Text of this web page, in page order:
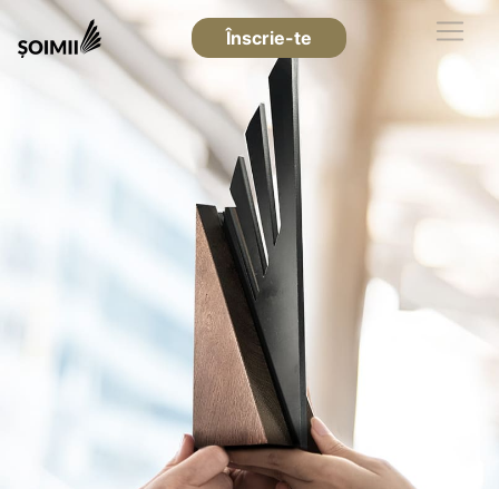
Înscrie-te